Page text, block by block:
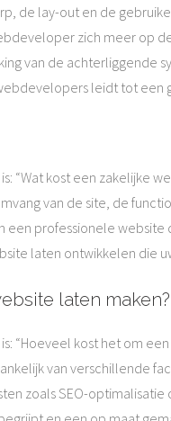
de lay-out en de
zich meer op
van de achterliggende
leidt tot
“Wat kost een zakelijke
van de site, de
een professionele
laten ontwikkelen die
laten maken?
“Hoeveel kost het om
van verschillende
zoals SEO-